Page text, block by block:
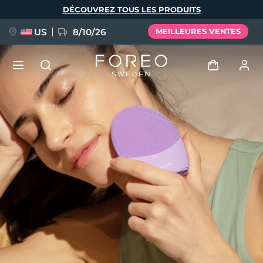
DÉCOUVREZ TOUS LES PRODUITS
US 8/10/26 MEILLEURES VENTES
Profil de l'utilisateur
Mes appareils
Mes commandes
Mes adresses
Mes abonnements
NOUVEAU
FAQ™ Pure Beauty-Tech Elixir
BREAKING NEWS
issa™ Teeth Whitening Set
Langue
English Deutsch
Español
Français
Italiano
Português
Svenska
Русский
Türkçe
简体中文 繁體中文